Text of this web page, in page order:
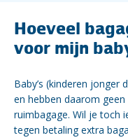
Hoeveel
voor mijn
Baby’s (kinderen jonger
en hebben daarom
ruimbagage. Wil je toch
tegen betaling extra